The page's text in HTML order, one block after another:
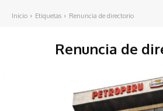
Inicio Etiquetas Renuncia de directorio
Renuncia de